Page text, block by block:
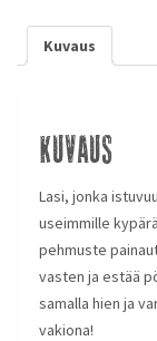
Kuvaus
Kuvaus
Lasi, jonka
useimmille
pehmuste
vasten ja estää
samalla hien ja
vakiona!